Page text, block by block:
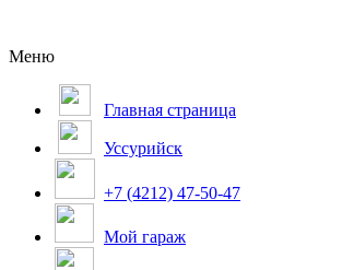
Меню
Главная страница
Уссурийск
+7 (4212) 47-50-47
Мой гараж